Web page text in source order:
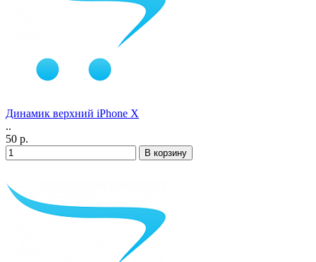
Динамик верхний iPhone Х
..
50 р.